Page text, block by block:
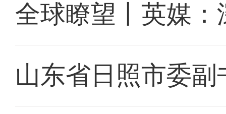
全球瞭望丨英媒
山东省日照市委